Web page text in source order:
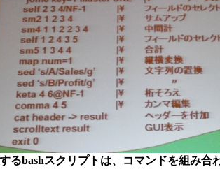
るbashスクリプトは、コマンドを組み合